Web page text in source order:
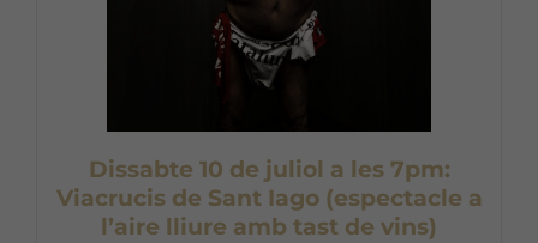
Dissabte 10 de juliol a les 7pm:
Viacrucis de Sant Iago (espectacle a
l’aire lliure amb tast de vins)